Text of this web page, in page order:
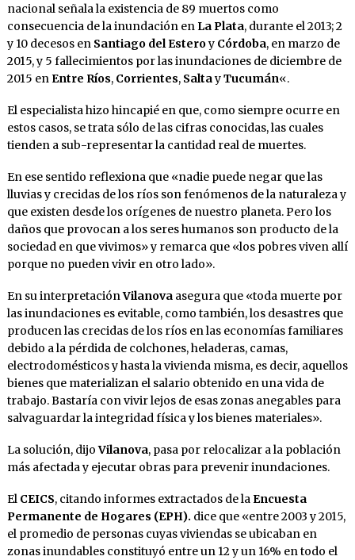
nacional señala la existencia de 89 muertos como
consecuencia de la inundación en La Plata, durante el 2013; 2
y 10 decesos en Santiago del Esteroy Córdoba, en marzo de
2015, y 5 fallecimientos por las inundaciones de diciembre de
2015 enEntre Ríos, Corrientes, SaltayTucumán«.
El especialista hizo hincapié en que, como siempre ocurre en
estos casos, se trata sólo de las cifras conocidas, las cuales
tienden a sub-representar la cantidad real de muertes.
En ese sentido reflexiona que «nadie puede negar que las
lluvias y crecidas de los ríos son fenómenos de la naturaleza y
que existen desde los orígenes de nuestro planeta. Pero los
daños que provocan a los seres humanos son producto de la
sociedad en que vivimos» y remarca que «los pobres viven allí
porque no pueden vivir en otro lado».
En su interpretaciónVilanovaasegura que «toda muerte por
las inundaciones es evitable, como también, los desastres que
producen las crecidas de los ríos en las economías familiares
debido a la pérdida de colchones, heladeras, camas,
electrodomésticos y hasta la vivienda misma, es decir, aquellos
bienes que materializan el salario obtenido en una vida de
trabajo. Bastaría con vivir lejos de esas zonas anegables para
salvaguardar la integridad física y los bienes materiales».
La solución, dijoVilanova, pasa por relocalizar a la población
más afectada y ejecutar obras para prevenir inundaciones.
El CEICS, citando informes extractados de laEncuesta
Permanente de Hogares (EPH). dice que «entre 2003 y 2015,
el promedio de personas cuyas viviendas se ubicaban en
zonas inundables constituyó entre un 12 y un 16% en todo el